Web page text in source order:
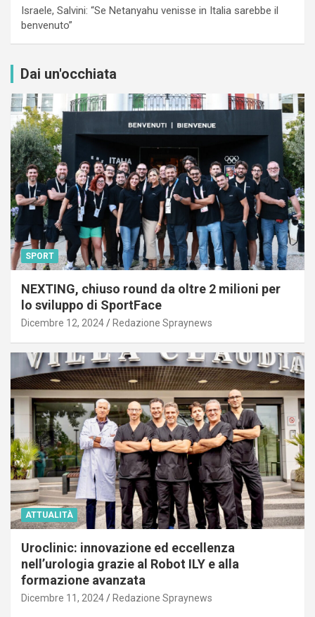
Israele, Salvini: “Se Netanyahu venisse in Italia sarebbe il
benvenuto”
Dai un'occhiata
SPORT
NEXTING, chiuso round da oltre 2 milioni per
lo sviluppo di SportFace
Dicembre 12, 2024 Redazione Spraynews
ATTUALITÀ
Uroclinic: innovazione ed eccellenza
nell’urologia grazie al Robot ILY e alla
formazione avanzata
Dicembre 11, 2024 Redazione Spraynews